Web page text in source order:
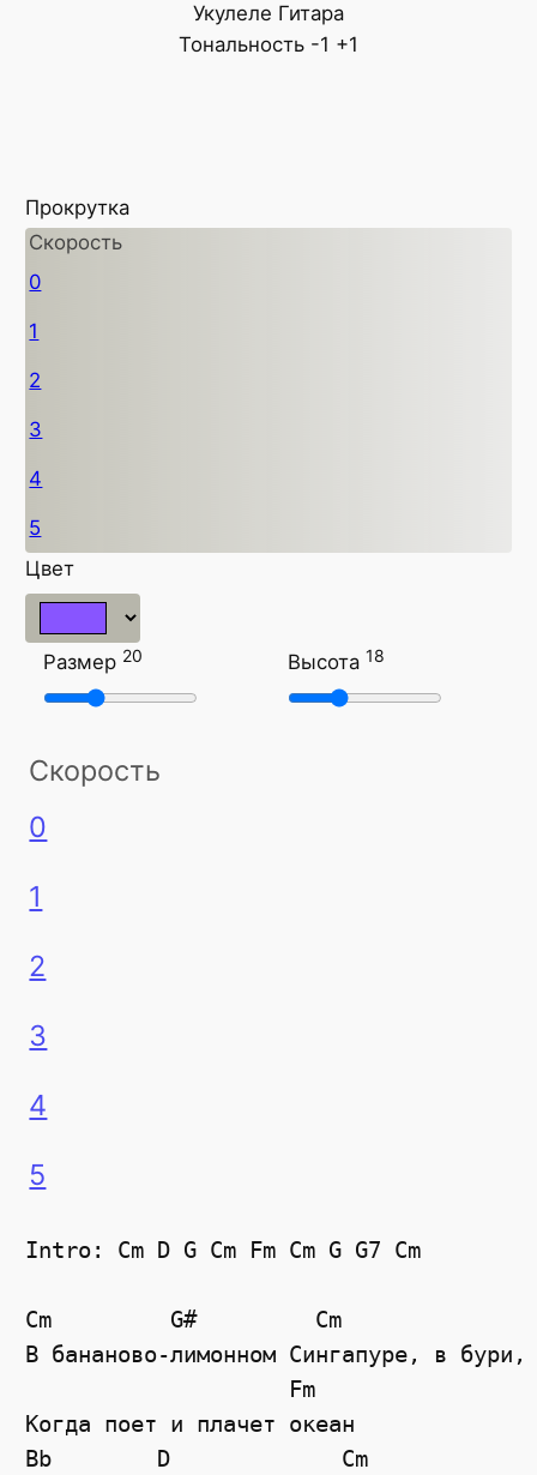
Укулеле Гитара
Тональность -1 +1
Прокрутка
Скорость
0
1
2
3
4
5
Цвет
Размер 20 Высота 18
Скорость
0
1
2
3
4
5
Intro: Cm D G Cm Fm Cm G G7 Cm
Cm         G#         Cm
В бананово-лимонном Сингапуре, в бури,
                    Fm
Когда поет и плачет океан
Bb        D             Cm